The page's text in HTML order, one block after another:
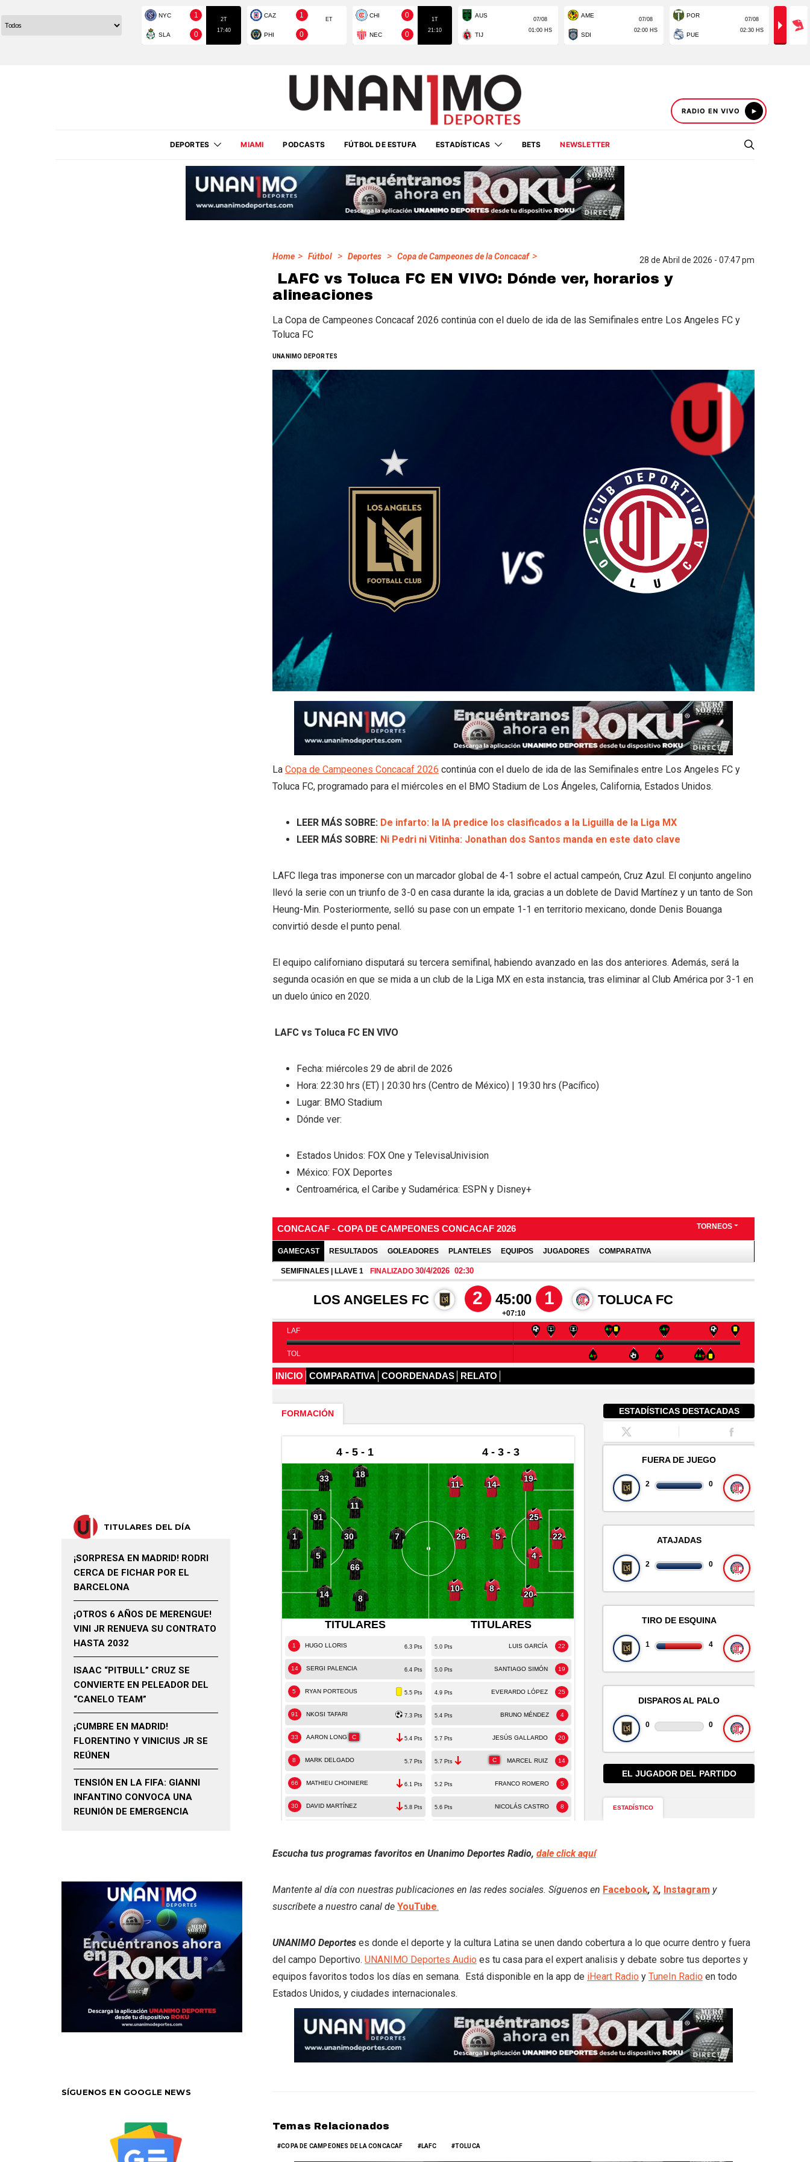
RADIO EN VIVO
DEPORTES MIAMI PODCASTS FÚTBOL DE ESTUFA ESTADÍSTICAS BETS NEWSLETTER
Home > Fútbol > Deportes > Copa de Campeones de la Concacaf > 28 de Abril de 2026 - 07:47 pm
LAFC vs Toluca FC EN VIVO: Dónde ver, horarios y
alineaciones
La Copa de Campeones Concacaf 2026 continúa con el duelo de ida de las Semifinales entre Los Angeles FC y
Toluca FC
UNANIMO DEPORTES
La Copa de Campeones Concacaf 2026 continúa con el duelo de ida de las Semifinales entre Los Angeles FC y
Toluca FC, programado para el miércoles en el BMO Stadium de Los Ángeles, California, Estados Unidos.
LEER MÁS SOBRE: De infarto: la IA predice los clasificados a la Liguilla de la Liga MX
LEER MÁS SOBRE: Ni Pedri ni Vitinha: Jonathan dos Santos manda en este dato clave
LAFC llega tras imponerse con un marcador global de 4-1 sobre el actual campeón, Cruz Azul. El conjunto angelino
llevó la serie con un triunfo de 3-0 en casa durante la ida, gracias a un doblete de David Martínez y un tanto de Son
Heung-Min. Posteriormente, selló su pase con un empate 1-1 en territorio mexicano, donde Denis Bouanga
convirtió desde el punto penal.
El equipo californiano disputará su tercera semifinal, habiendo avanzado en las dos anteriores. Además, será la
segunda ocasión en que se mida a un club de la Liga MX en esta instancia, tras eliminar al Club América por 3-1 en
un duelo único en 2020.
LAFC vs Toluca FC EN VIVO
Fecha: miércoles 29 de abril de 2026
Hora: 22:30 hrs (ET) | 20:30 hrs (Centro de México) | 19:30 hrs (Pacífico)
Lugar: BMO Stadium
Dónde ver:
Estados Unidos: FOX One y TelevisaUnivision
México: FOX Deportes
Centroamérica, el Caribe y Sudamérica: ESPN y Disney+
Escucha tus programas favoritos en Unanimo Deportes Radio, dale click aquí
Mantente al día con nuestras publicaciones en las redes sociales. Síguenos en Facebook, X, Instagram y
suscríbete a nuestro canal de YouTube.
UNANIMO Deportes es donde el deporte y la cultura Latina se unen dando cobertura a lo que ocurre dentro y fuera
del campo Deportivo. UNANIMO Deportes Audio es tu casa para el expert analisis y debate sobre tus deportes y
equipos favoritos todos los días en semana. Está disponible en la app de iHeart Radio y TuneIn Radio en todo
Estados Unidos, y ciudades internacionales.
Temas Relacionados
COPA DE CAMPEONES DE LA CONCACAF LAFC TOLUCA
TITULARES DEL DÍA
¡SORPRESA EN MADRID! RODRI
CERCA DE FICHAR POR EL
BARCELONA
¡OTROS 6 AÑOS DE MERENGUE!
VINI JR RENUEVA SU CONTRATO
HASTA 2032
ISAAC “PITBULL” CRUZ SE
CONVIERTE EN PELEADOR DEL
“CANELO TEAM”
¡CUMBRE EN MADRID!
FLORENTINO Y VINICIUS JR SE
REÚNEN
TENSIÓN EN LA FIFA: GIANNI
INFANTINO CONVOCA UNA
REUNIÓN DE EMERGENCIA
SÍGUENOS EN GOOGLE NEWS